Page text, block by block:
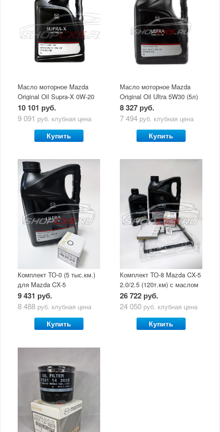
Масло моторное Mazda
Original Oil Supra-X 0W-20
(5 л)
10 101 руб.
9 091 руб. клубная цена
Купить
Масло моторное Mazda
Original Oil Ultra 5W30 (5л)
8 327 руб.
7 494 руб. клубная цена
Купить
Комплект ТО-0 (5 тыс.км.)
для Mazda CX-5
(двигатель 2.0/2.5) с
маслом Mazda Original Oil
9 431 руб.
8 488 руб. клубная цена
Купить
Комплект ТО-8 Mazda CX-5
2.0/2.5 (120т.км) с маслом
Mazda Original Oil Ultra
5W30
26 722 руб.
24 050 руб. клубная цена
Купить